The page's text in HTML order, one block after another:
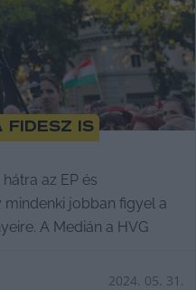
Fidesz is
az EP és
jobban figyel a
A Medián a HVG
2024. 05. 31.